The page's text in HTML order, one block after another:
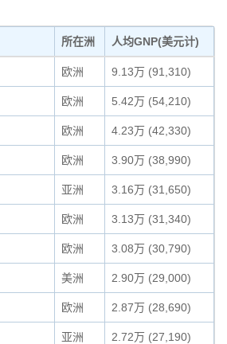
所在洲 人均GNP(美元计)
欧洲 9.13万 (91,310)
欧洲 5.42万 (54,210)
欧洲 4.23万 (42,330)
欧洲 3.90万 (38,990)
亚洲 3.16万 (31,650)
欧洲 3.13万 (31,340)
欧洲 3.08万 (30,790)
美洲 2.90万 (29,000)
欧洲 2.87万 (28,690)
亚洲 2.72万 (27,190)